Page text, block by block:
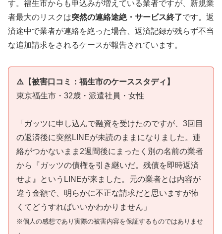
す。福生市からも申込みが増えている業者ですが、新規業
者最大のリスクは突然の連絡途絶・サービス終了です。返
済途中で業者が連絡を絶った場合、返済記録が残らず不当
な追加請求をされるケースが報告されています。
⚠️【被害口コミ：福生市のケーススタディ】
東京福生市・32歳・派遣社員・女性
「ガッツに申し込んで融資を受けたのですが、3回目
の返済後に突然LINEが未読のままになりました。連
絡がつかないまま2週間後にまったく別の名前の業者
から『ガッツの債権を引き継いだ。残債を即時返済
せよ』というLINEが来ました。元の業者とは内容が
違う金額で、明らかに不正な請求だと思いますが怖
くてどうすればいいかわかりません」
※個人の感想であり実際の被害内容を保証するものではありませ